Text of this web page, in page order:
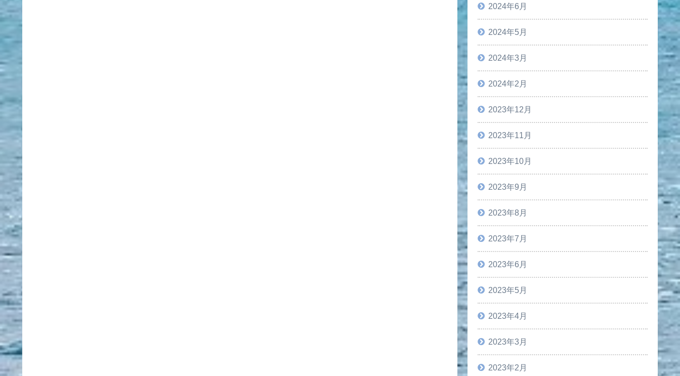
2024年6月
2024年5月
2024年3月
2024年2月
2023年12月
2023年11月
2023年10月
2023年9月
2023年8月
2023年7月
2023年6月
2023年5月
2023年4月
2023年3月
2023年2月